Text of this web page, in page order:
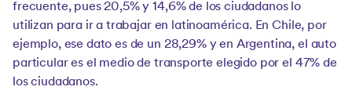
frecuente, pues 20,5% y 14,6% de los ciudadanos lo
utilizan para ir a trabajar en latinoamérica. En Chile, por
ejemplo, ese dato es de un 28,29% y en Argentina, el auto
particular es el medio de transporte elegido por el 47% de
los ciudadanos.